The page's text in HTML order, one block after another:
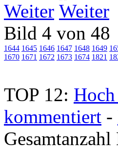
Weiter
Bild 4 von 48
1644 1645 1646 1647 1648 1649
1670 1671 1672 1673 1674 1821
TOP 12:
kommentiert -